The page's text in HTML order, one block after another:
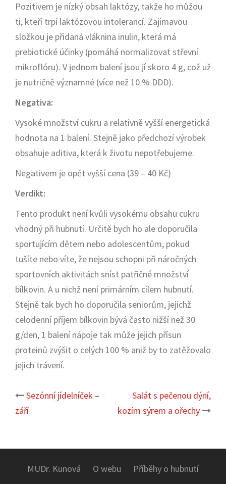
Pozitivem je nízký obsah laktózy, takže ho můžou
ti, kteří trpí laktózovou intolerancí. Zajímavou
složkou je přidaná vláknina inulin, která má
prebiotické účinky (pomáhá normalizovat střevní
mikroflóru). V jednom balení jsou jí skoro 4 g, což už
je nutričně významné (více než 10 % DDD).
Negativa:
Vysoké množství cukru a relativně vyšší energetická
hodnota na 1 balení. Stejně jako předchozí výrobek
obsahuje aditiva, která k životu nepotřebujeme.
Negativem je opět vyšší cena (39 – 40 Kč)
Verdikt:
Tento produkt není kvůli vysokému obsahu cukru
vhodný při hubnutí. Určitě bych ho ale doporučila
sportujícím dětem nebo adolescentům, pokud
tušíte nebo víte, že nejsou schopni při náročných
sportovních aktivitách sníst patřičné množství
bílkovin. A u nichž není primárním cílem hubnutí.
Stejně tak bych ho doporučila seniorům, jejichž
celodenní příjem bílkovin bývá často nižší než 30
g/den, 1 balení nápoje tak může jejich přísun
proteinů zvýšit o celých 100 % aniž by to zatěžovalo
jejich trávení.
Post
navigation
Sezónní jídelníček –
září
Salát s pečenou dýní,
kozím sýrem a ořechy
MUDr. Kunová O webu
Příběhy o hubnutí